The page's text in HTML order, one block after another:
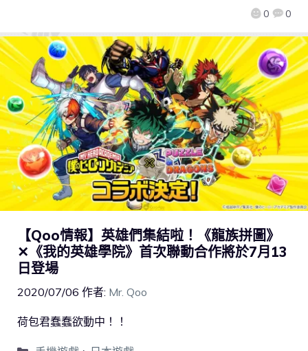
0 0
【Qoo情報】英雄們集結啦！《龍族拼圖》
✕《我的英雄學院》首次聯動合作將於7月13
日登場
2020/07/06 作者: Mr. Qoo
荷包君蠢蠢欲動中！！